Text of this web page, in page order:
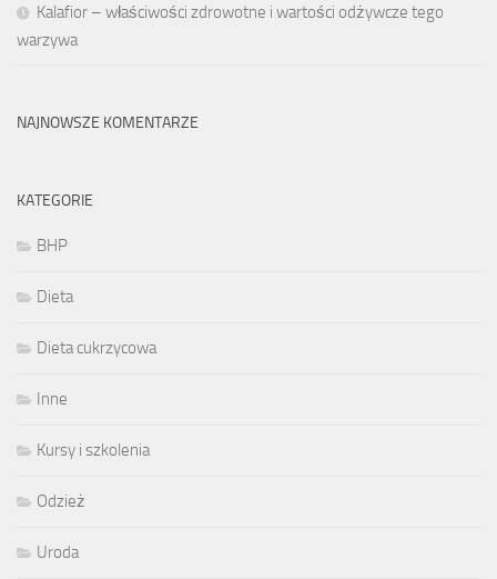
Kalafior – właściwości zdrowotne i wartości odżywcze tego
warzywa
NAJNOWSZE KOMENTARZE
KATEGORIE
BHP
Dieta
Dieta cukrzycowa
Inne
Kursy i szkolenia
Odzież
Uroda